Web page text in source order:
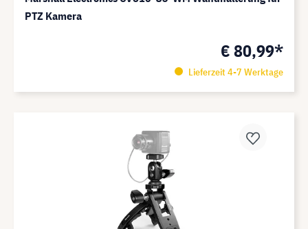
PTZ Kamera
€ 80,99*
Lieferzeit 4-7 Werktage